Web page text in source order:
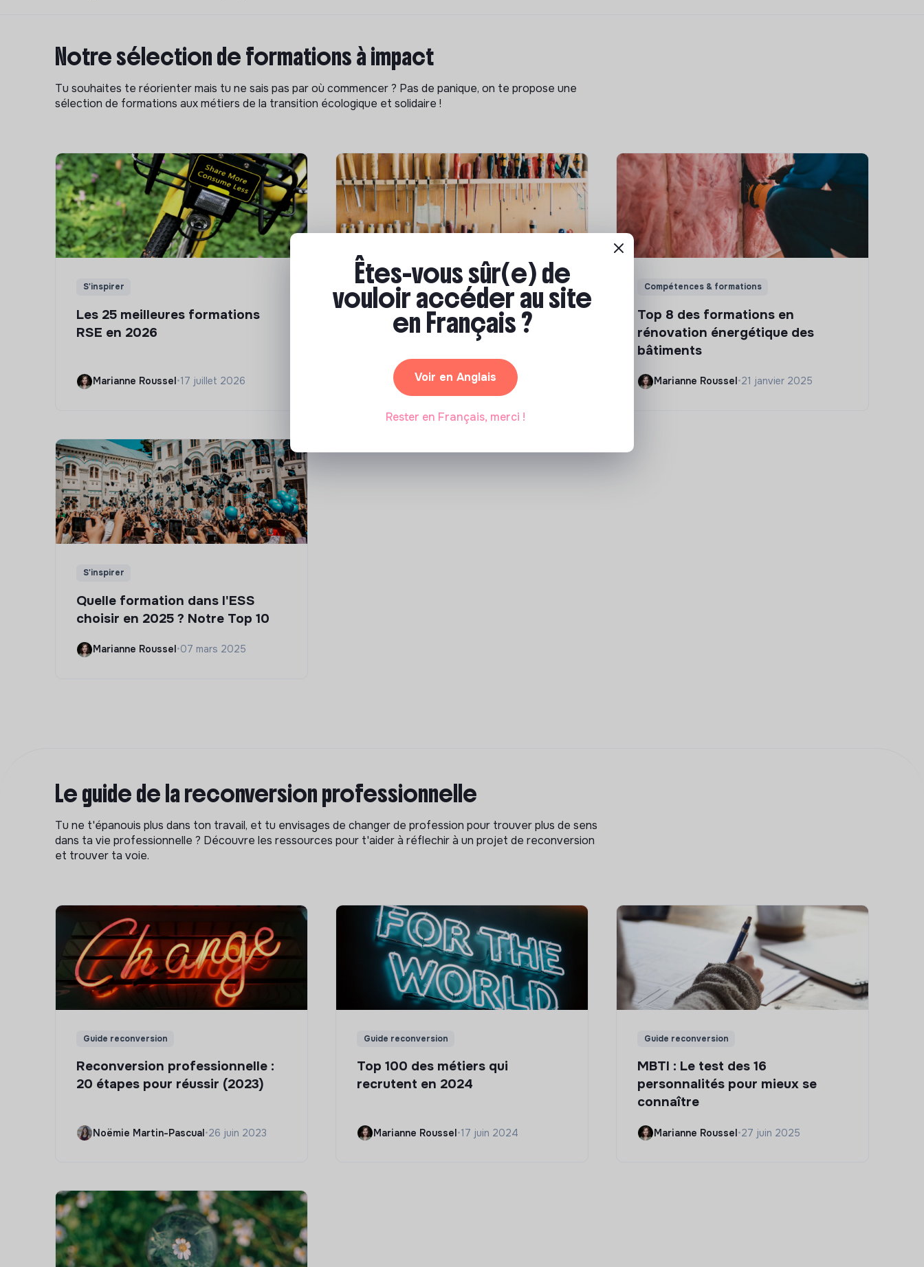
Notre sélection de formations à impact
Tu souhaites te réorienter mais tu ne sais pas par où commencer ? Pas de panique, on te propose une
sélection de formations aux métiers de la transition écologique et solidaire !
S'inspirer
Les 25 meilleures formations
RSE en 2026
Marianne Roussel•17 juillet 2026
Compétences & formations
Comment se former à la
transition écologique ?
Marianne Roussel•09 janvier 2024
Compétences & formations
Top 8 des formations en
rénovation énergétique des
bâtiments
Marianne Roussel•21 janvier 2025
S'inspirer
Quelle formation dans l'ESS
choisir en 2025 ? Notre Top 10
Marianne Roussel•07 mars 2025
Le guide de la reconversion professionnelle
Tu ne t'épanouis plus dans ton travail, et tu envisages de changer de profession pour trouver plus de sens
dans ta vie professionnelle ? Découvre les ressources pour t'aider à réflechir à un projet de reconversion
et trouver ta voie.
Guide reconversion
Reconversion professionnelle :
20 étapes pour réussir (2023)
Noëmie Martin-Pascual•26 juin 2023
Guide reconversion
Top 100 des métiers qui
recrutent en 2024
Marianne Roussel•17 juin 2024
Guide reconversion
MBTI : Le test des 16
personnalités pour mieux se
connaître
Marianne Roussel•27 juin 2025
Êtes-vous sûr(e) de
vouloir accéder au site
en Français ?
Voir en Anglais
Rester en Français, merci !